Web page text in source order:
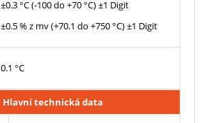
±0.3 °C (-100 do +70 °C) ±1 Digit
±0.5 % z mv (+70.1 do +750 °C) ±1 Digit
0.1 °C
Hlavní technická data